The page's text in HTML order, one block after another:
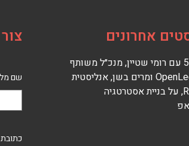
אחרונים
פרק # 53 עם רומי שטיין, מנכ״ל משותף
של OpenLegacy ומרים בשן, אנליסטית
בקרן RDC, על בניית אסטרטגיה
שם